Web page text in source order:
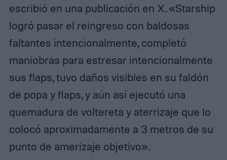
escribió en una publicación en X. «Starship
logró pasar el reingreso con baldosas
faltantes intencionalmente, completó
maniobras para estresar intencionalmente
sus flaps, tuvo daños visibles en su faldón
de popa y flaps, y aún así ejecutó una
quemadura de voltereta y aterrizaje que lo
colocó aproximadamente a 3 metros de su
punto de amerizaje objetivo».